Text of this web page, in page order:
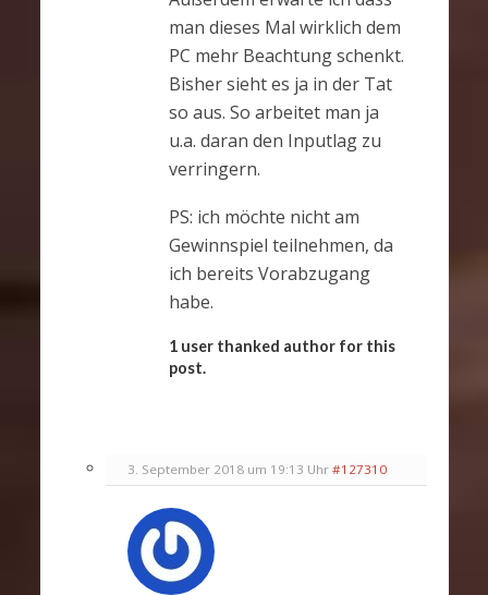
man dieses Mal wirklich dem
PC mehr Beachtung schenkt.
Bisher sieht es ja in der Tat
so aus. So arbeitet man ja
u.a. daran den Inputlag zu
verringern.
PS: ich möchte nicht am
Gewinnspiel teilnehmen, da
ich bereits Vorabzugang
habe.
1 user thanked author for this
post.
3. September 2018 um 19:13 Uhr #127310